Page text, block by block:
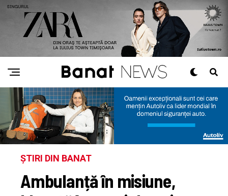
ȘTIRI DIN BANAT
Ambulanță în misiune,